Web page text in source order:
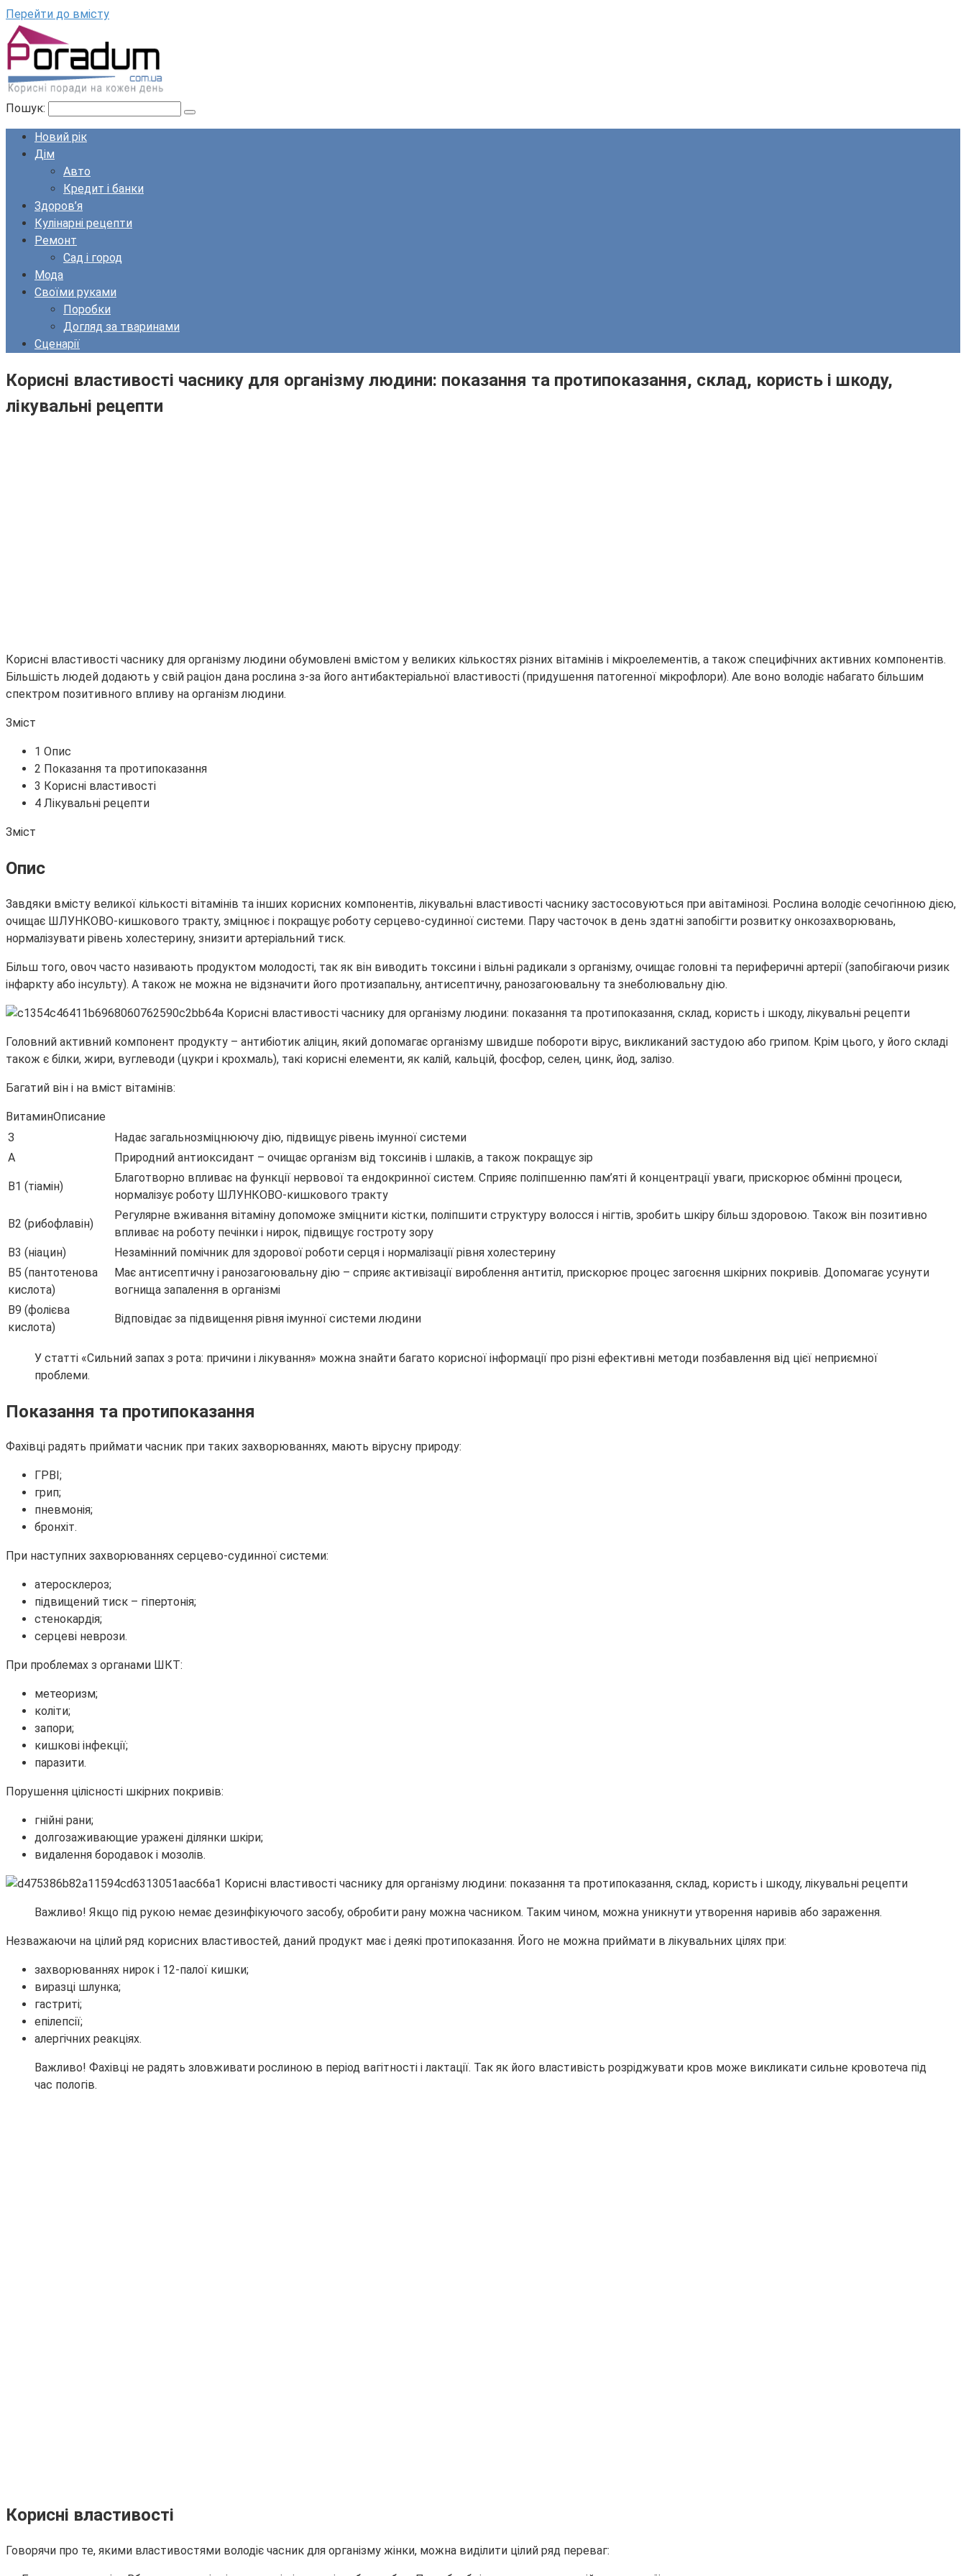
Перейти до вмісту
Пошук:
Новий рік
Дім
Авто
Кредит і банки
Здоров’я
Кулінарні рецепти
Ремонт
Сад і город
Мода
Своїми руками
Поробки
Догляд за тваринами
Сценарії
Корисні властивості часнику для організму людини: показання та протипоказання, склад, користь і шкоду,
лікувальні рецепти
Корисні властивості часнику для організму людини обумовлені вмістом у великих кількостях різних вітамінів і мікроелементів, а також специфічних активних компонентів.
Більшість людей додають у свій раціон дана рослина з-за його антибактеріальної властивості (придушення патогенної мікрофлори). Але воно володіє набагато більшим
спектром позитивного впливу на організм людини.
Зміст
1 Опис
2 Показання та протипоказання
3 Корисні властивості
4 Лікувальні рецепти
Зміст
Опис
Завдяки вмісту великої кількості вітамінів та інших корисних компонентів, лікувальні властивості часнику застосовуються при авітамінозі. Рослина володіє сечогінною дією,
очищає ШЛУНКОВО-кишкового тракту, зміцнює і покращує роботу серцево-судинної системи. Пару часточок в день здатні запобігти розвитку онкозахворювань,
нормалізувати рівень холестерину, знизити артеріальний тиск.
Більш того, овоч часто називають продуктом молодості, так як він виводить токсини і вільні радикали з організму, очищає головні та периферичні артерії (запобігаючи ризик
інфаркту або інсульту). А також не можна не відзначити його протизапальну, антисептичну, ранозагоювальну та знеболювальну дію.
Головний активний компонент продукту – антибіотик аліцин, який допомагає організму швидше побороти вірус, викликаний застудою або грипом. Крім цього, у його складі
також є білки, жири, вуглеводи (цукри і крохмаль), такі корисні елементи, як калій, кальцій, фосфор, селен, цинк, йод, залізо.
Багатий він і на вміст вітамінів:
ВитаминОписание
З
Надає загальнозміцнюючу дію, підвищує рівень імунної системи
А
Природний антиоксидант – очищає організм від токсинів і шлаків, а також покращує зір
В1 (тіамін)
Благотворно впливає на функції нервової та ендокринної систем. Сприяє поліпшенню пам’яті й концентрації уваги, прискорює обмінні процеси,
нормалізує роботу ШЛУНКОВО-кишкового тракту
В2 (рибофлавін)
Регулярне вживання вітаміну допоможе зміцнити кістки, поліпшити структуру волосся і нігтів, зробить шкіру більш здоровою. Також він позитивно
впливає на роботу печінки і нирок, підвищує гостроту зору
В3 (ніацин)
Незамінний помічник для здорової роботи серця і нормалізації рівня холестерину
В5 (пантотенова
кислота)
Має антисептичну і ранозагоювальну дію – сприяє активізації вироблення антитіл, прискорює процес загоєння шкірних покривів. Допомагає усунути
вогнища запалення в організмі
В9 (фолієва
кислота)
Відповідає за підвищення рівня імунної системи людини
У статті «Сильний запах з рота: причини і лікування» можна знайти багато корисної інформації про різні ефективні методи позбавлення від цієї неприємної
проблеми.
Показання та протипоказання
Фахівці радять приймати часник при таких захворюваннях, мають вірусну природу:
ГРВІ;
грип;
пневмонія;
бронхіт.
При наступних захворюваннях серцево-судинної системи:
атеросклероз;
підвищений тиск – гіпертонія;
стенокардія;
серцеві неврози.
При проблемах з органами ШКТ:
метеоризм;
коліти;
запори;
кишкові інфекції;
паразити.
Порушення цілісності шкірних покривів:
гнійні рани;
долгозаживающие уражені ділянки шкіри;
видалення бородавок і мозолів.
Важливо! Якщо під рукою немає дезинфікуючого засобу, обробити рану можна часником. Таким чином, можна уникнути утворення наривів або зараження.
Незважаючи на цілий ряд корисних властивостей, даний продукт має і деякі протипоказання. Його не можна приймати в лікувальних цілях при:
захворюваннях нирок і 12-палої кишки;
виразці шлунка;
гастриті;
епілепсії;
алергічних реакціях.
Важливо! Фахівці не радять зловживати рослиною в період вагітності і лактації. Так як його властивість розріджувати кров може викликати сильне кровотеча під
час пологів.
Корисні властивості
Говорячи про те, якими властивостями володіє часник для організму жінки, можна виділити цілий ряд переваг: